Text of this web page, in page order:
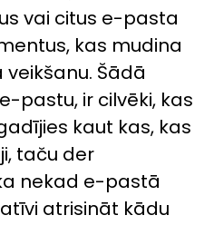
vai citus e-pasta
kas mudina
Šādā
pastu, ir cilvēki, kas
kaut kas, kas
taču der
nekad e-pastā
atrisināt kādu